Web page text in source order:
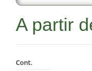
A partir
Cont.